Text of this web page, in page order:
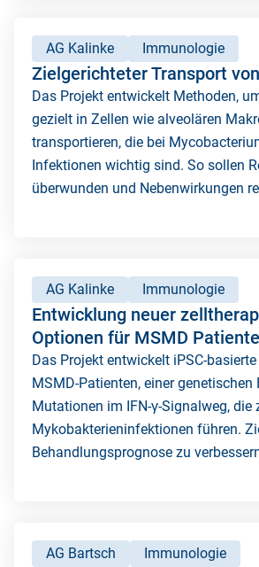
AG Kalinke Immunologie
Zielgerichteter Transport
Das Projekt entwickelt Methoden,
gezielt in Zellen wie alveolären
transportieren, die bei
Infektionen wichtig sind. So sollen
überwunden und Nebenwirkungen
AG Kalinke Immunologie
Entwicklung neuer
Optionen für MSMD
Das Projekt entwickelt iPSC-
MSMD-Patienten, einer
Mutationen im IFN-γ-Signalweg, die
Mykobakterieninfektionen führen.
Behandlungsprognose zu
AG Bartsch Immunologie